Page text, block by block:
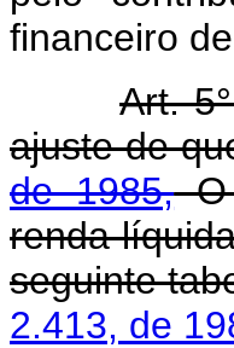
financeiro
Art.
ajuste de
de 1985,O
renda
seguinte
2.413, de